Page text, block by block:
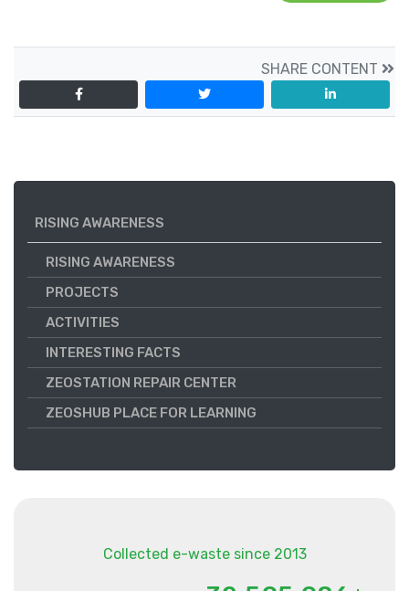
SHARE CONTENT
RISING AWARENESS
RISING AWARENESS
PROJECTS
ACTIVITIES
INTERESTING FACTS
ZEOSTATION REPAIR CENTER
ZEOSHUB PLACE FOR LEARNING
Collected e-waste since 2013